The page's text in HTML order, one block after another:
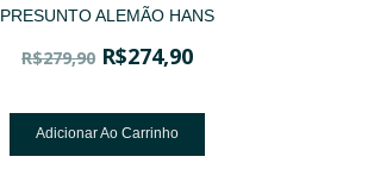
PRESUNTO ALEMÃO HANS
R$279,90 R$274,90
Adicionar Ao Carrinho